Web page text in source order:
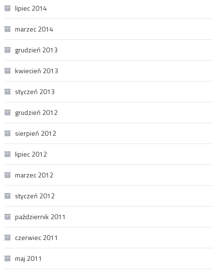
lipiec 2014
marzec 2014
grudzień 2013
kwiecień 2013
styczeń 2013
grudzień 2012
sierpień 2012
lipiec 2012
marzec 2012
styczeń 2012
październik 2011
czerwiec 2011
maj 2011